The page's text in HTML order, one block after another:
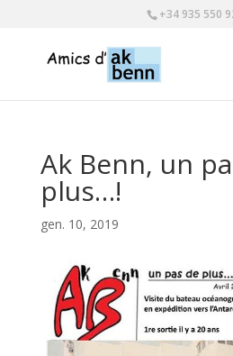
+34 935 550
Ak Benn, un
plus…!
gen. 10, 2019